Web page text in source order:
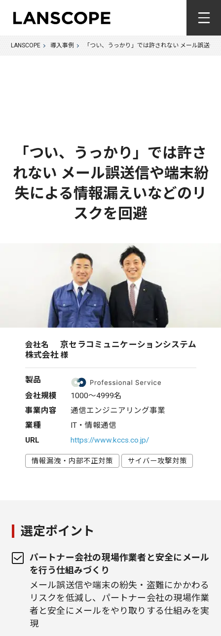
「つい、うっかり」では許さ
れない メール誤送信や端末紛
失による情報漏えいなどのリ
スクを回避
LANSCOPE 導入事例 「つい、うっかり」では許されない メール誤送
会社名
京セラコミュニケーションシステム
株式会社 様
製品
会社規模
1000～4999名
事業内容
通信エンジニアリング事業
業種
IT・情報通信
URL
https://www.kccs.co.jp/
情報漏洩・内部不正対策 サイバー攻撃対策
選定ポイント
パートナー会社の現場作業者と安全にメール
を行う仕組みづくり
メール誤送信や端末の紛失・盗難にかかわる
リスクを低減し、パートナー会社の現場作業
者と安全にメールをやり取りする仕組みを実
現